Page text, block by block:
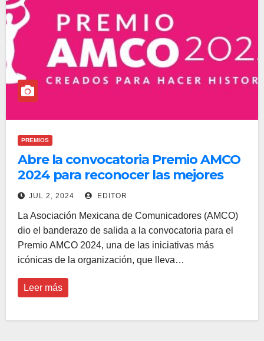
PREMIOS
Abre la convocatoria Premio AMCO
2024 para reconocer las mejores
iniciativas de comunicación
JUL 2, 2024 EDITOR
La Asociación Mexicana de Comunicadores (AMCO)
dio el banderazo de salida a la convocatoria para el
Premio AMCO 2024, una de las iniciativas más
icónicas de la organización, que lleva…
Leer más